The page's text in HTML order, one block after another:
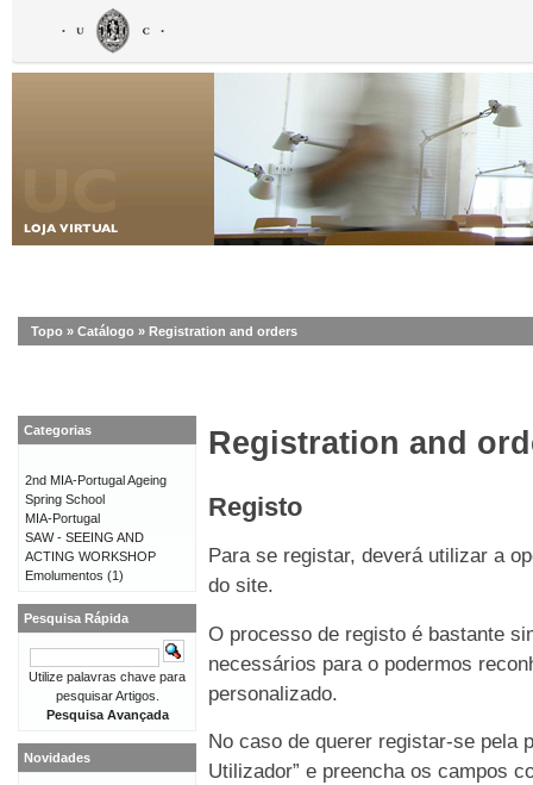
Topo » Catálogo » Registration and orders
Registration and
Registo
Para se registar, deverá utilizar a
do site.
O processo de registo é bastante
necessários para o podermos
personalizado.
No caso de querer registar-se pela
Utilizador” e preencha os campos
Categorias
2nd MIA-Portugal Ageing
Spring School
MIA-Portugal
SAW - SEEING AND
ACTING WORKSHOP
Emolumentos (1)
Pesquisa Rápida
Utilize palavras chave para
pesquisar Artigos.
Pesquisa Avançada
Novidades